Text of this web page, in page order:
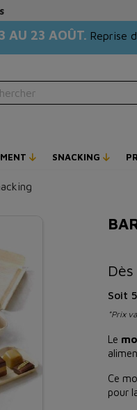
AU 23 AOÛT. Reprise
SNACKING
Dès
Soit
*Prix
Le
Ce
pour